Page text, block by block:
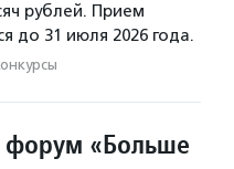
рублей. Прием
до 31 июля 2026 года.
форум «Больше